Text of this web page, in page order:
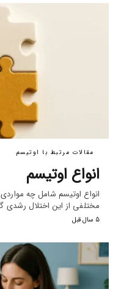
مقالات مرتبط با اوتیسم
انواع اوتیسم
انواع اوتیسم شامل چه
مختلفی از این اختلال
5 سال قبل